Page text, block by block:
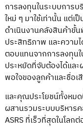
การลงทุนในระบบการบ
ใหม่ ๆ มาใช้เท่านั้น แต่เ
ดำเนินงานคลังสินค้าขั้
ประสิทธิภาพ และความ
ตอบแทนจากการลงทุน
ประหยัดที่จับต้องได้แล
พอใจของลูกค้าและชื่อ
และคุณประโยชน์ทั้งหม
ผสานรวมระบบบริหาร
ASRSที่เร็วที่สุดในโลก